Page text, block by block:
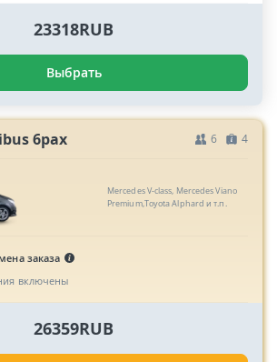
23318RUB
Выбрать
6pax 6 4
Mercedes V-class, Mercedes Viano
Premium,Toyota Alphard и т.п.
заказа
включены
26359RUB